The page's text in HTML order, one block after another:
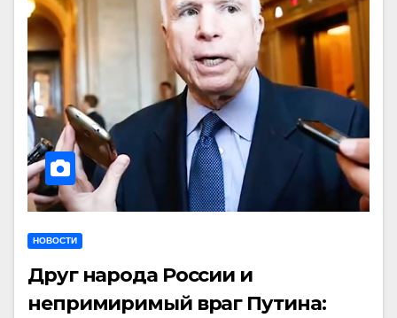
НОВОСТИ
Друг народа России и
непримиримый враг Путина: